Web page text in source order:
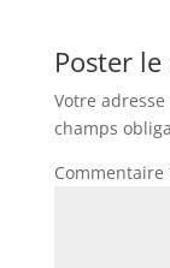
Poster
Votre
champs
Commentaire